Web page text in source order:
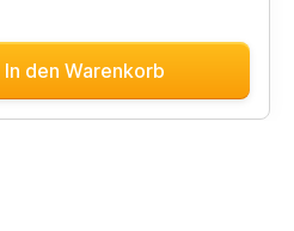
In den Warenkorb